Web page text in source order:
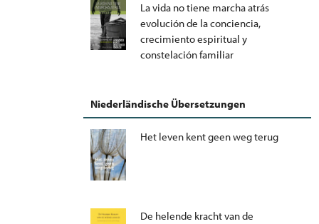
La vida no tiene marcha atrás
evolución de la conciencia,
crecimiento espiritual y
constelación familiar
Niederländische Übersetzungen
Het leven kent geen weg terug
De helende kracht van de